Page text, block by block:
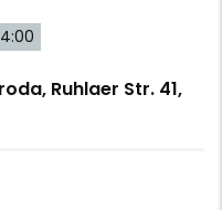
Ruhlaer Str. 41,